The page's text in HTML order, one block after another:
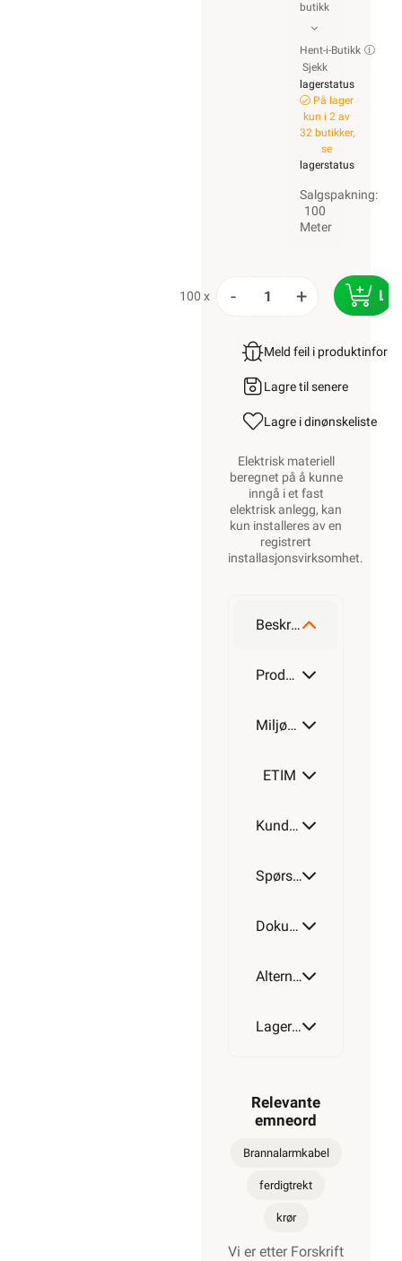
butikk
Hent-i-Butikk
Sjekk
lagerstatus
På lager
kun i 2 av
32 butikker,
se
lagerstatus
Salgspakning:
100
Meter
100 x - +
Meld feil i
Lagre til senere
Lagre i dinønskeliste
Elektrisk materiell
beregnet på å kunne
inngå i et fast
elektrisk anlegg, kan
kun installeres av en
registrert
installasjonsvirksomhet.
Beskrivelse
Produktdetaljer
Miljøparametere
ETIM
Kundeomtale
Spørsmål og svar
Dokumentasjon
Alternative artikler
Lagerstatus
Relevante
emneord
Brannalarmkabel
ferdigtrekt
krør
Vi er etter Forskrift